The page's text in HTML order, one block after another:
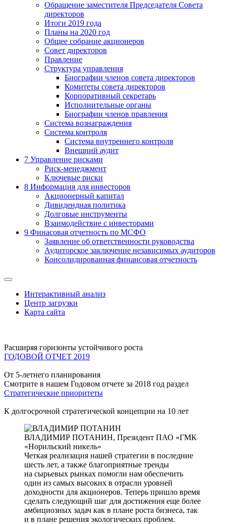
Обращение заместителя Председателя Совета
директоров
Итоги 2019 года
Планы на 2020 год
Общее собрание акционеров
Совет директоров
Правление
Структура управления
Биографии членов совета директоров
Комитеты совета директоров
Корпоративный секретарь
Исполнительные органы
Биографии членов правления
Система вознаграждения
Система контроля
Система внутреннего контроля
Внешний аудит
7 Управление рисками
Риск-менеджмент
Ключевые риски
8 Информация для инвесторов
Акционерный капитал
Дивидендная политика
Долговые инструменты
Взаимодействие с инвеcторами
9 Финасовая отчетность по МСФО
Заявление об ответственности руководства
Аудиторское заключение независимых аудиторов
Консолидированная финансовая отчетность
Интерактивный анализ
Центр загрузки
Карта сайта
Расширяя горизонты устойчивого роста
ГОДОВОЙ ОТЧЕТ 2019
От 5-летнего планирования
Смотрите в нашем Годовом отчете за 2018 год раздел
Стратегические приоритеты
К долгосрочной стратегической концепции на 10 лет
ВЛАДИМИР ПОТАНИН, Президент ПАО «ГМК
«Норильский никель»
Четкая реализация нашей стратегии в последние
шесть лет, а также благоприятные тренды
на сырьевых рынках помогли нам обеспечить
один из самых высоких в отрасли уровней
доходности для акционеров. Теперь пришло время
сделать следующий шаг для достижения еще более
амбициозных задач как в плане роста бизнеса, так
и в плане решения экологических проблем.